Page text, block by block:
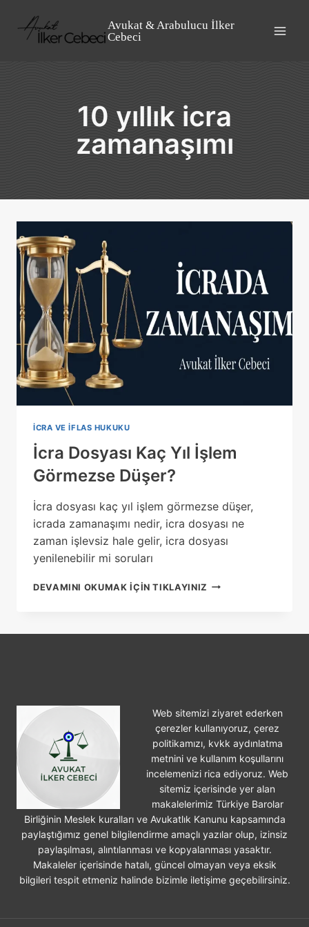
content
Avukat & Arabulucu İlker
Cebeci
10 yıllık icra
zamanaşımı
İCRA VE İFLAS HUKUKU
İcra Dosyası Kaç Yıl İşlem
Görmezse Düşer?
İcra dosyası kaç yıl işlem görmezse düşer,
icrada zamanaşımı nedir, icra dosyası ne
zaman işlevsiz hale gelir, icra dosyası
yenilenebilir mi soruları
DEVAMINI OKUMAK IÇIN TIKLAYINIZ İCRA
Web sitemizi ziyaret ederken
çerezler kullanıyoruz, çerez
politikamızı, kvkk aydınlatma
metnini ve kullanım koşullarını
incelemenizi rica ediyoruz. Web
sitemiz içerisinde yer alan
makalelerimiz Türkiye Barolar
Birliğinin Meslek kuralları ve Avukatlık Kanunu kapsamında
paylaştığımız genel bilgilendirme amaçlı yazılar olup, izinsiz
paylaşılması, alıntılanması ve kopyalanması yasaktır.
Makaleler içerisinde hatalı, güncel olmayan veya eksik
bilgileri tespit etmeniz halinde bizimle iletişime geçebilirsiniz.